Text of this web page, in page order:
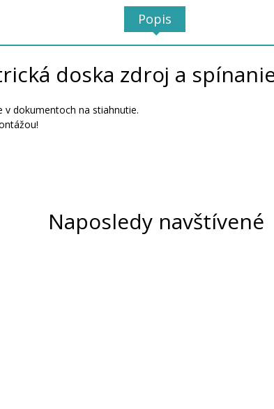
Popis
doska zdroj a
v dokumentoch na stiahnutie.
Naposledy navštívené